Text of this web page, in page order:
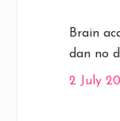
Brain
dan no
2 July